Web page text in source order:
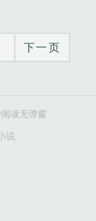
下一页
读无弹窗
说